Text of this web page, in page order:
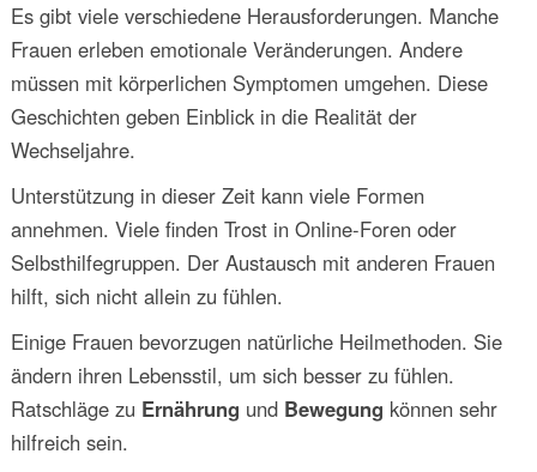
Es gibt viele verschiedene Herausforderungen. Manche
Frauen erleben emotionale Veränderungen. Andere
müssen mit körperlichen Symptomen umgehen. Diese
Geschichten geben Einblick in die Realität der
Wechseljahre.
Unterstützung in dieser Zeit kann viele Formen
annehmen. Viele finden Trost in Online-Foren oder
Selbsthilfegruppen. Der Austausch mit anderen Frauen
hilft, sich nicht allein zu fühlen.
Einige Frauen bevorzugen natürliche Heilmethoden. Sie
ändern ihren Lebensstil, um sich besser zu fühlen.
Ratschläge zu Ernährung und Bewegung können sehr
hilfreich sein.